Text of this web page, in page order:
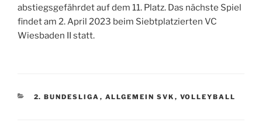
abstiegsgefährdet auf dem 11. Platz. Das nächste Spiel
findet am 2. April 2023 beim Siebtplatzierten VC
Wiesbaden II statt.
KATEGORIEN
2. BUNDESLIGA , ALLGEMEIN SVK , VOLLEYBALL